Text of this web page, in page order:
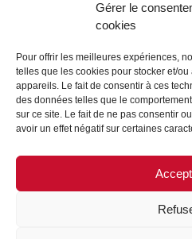
Gérer le
cookies
Pour offrir les meilleures expériences,
telles que les cookies pour stocker et/
appareils. Le fait de consentir à ces
des données telles que le
sur ce site. Le fait de ne pas consentir
avoir un effet négatif sur certaines
CARTOON &
2 trophées Bronze pour :
GAUTHIER PLV
Présentoir de comptoir
SCULPTURES